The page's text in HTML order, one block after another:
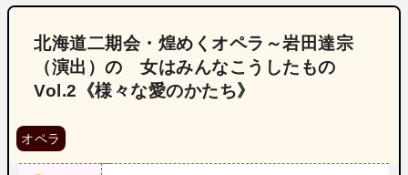
北海道二期会・煌めくオペラ～岩田達宗
（演出）の 女はみんなこうしたもの
Vol.2《様々な愛のかたち》
オペラ